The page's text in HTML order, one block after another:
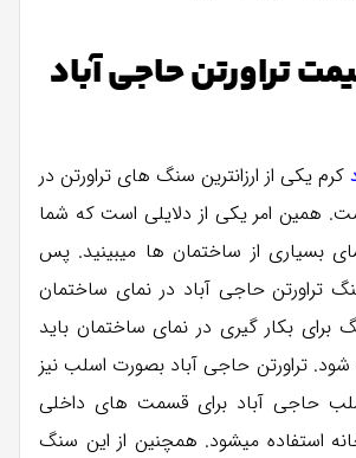
تراورتن حاجی آباد
کرم یکی از ارزانترین سنگ های تراورتن در
همین امر یکی از دلایلی است که شما
بسیاری از ساختمان ها میبینید. پس
تراورتن حاجی آباد در نمای ساختمان
بکار گیری در نمای ساختمان باید
تراورتن حاجی آباد بصورت اسلب نیز
حاجی آباد برای قسمت های داخلی
استفاده میشود. همچنین از این سنگ